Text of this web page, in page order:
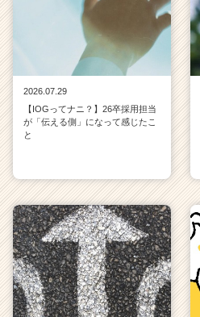
2026.07.29
【IOGってナニ？】26卒採用担当
が「伝える側」になって感じたこ
と